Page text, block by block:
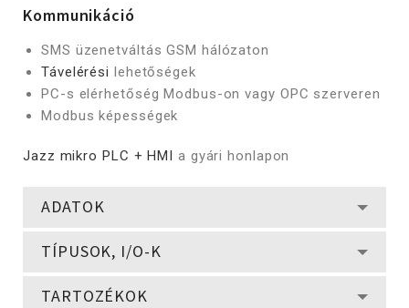
Kommunikáció
SMS üzenetváltás GSM hálózaton
Távelérési lehetőségek
PC-s elérhetőség Modbus-on vagy OPC szerveren
Modbus képességek
Jazz mikro PLC + HMI a gyári honlapon
ADATOK
TÍPUSOK, I/O-K
TARTOZÉKOK